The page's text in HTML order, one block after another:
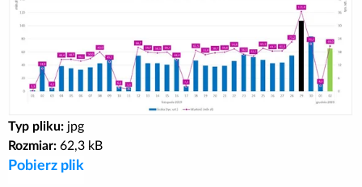
Analizy rynkowe
Publikacje BIK
Business Intelligence
Kontakt dla mediów
Typ pliku: jpg
Rozmiar: 62,3 kB
Pobierz plik